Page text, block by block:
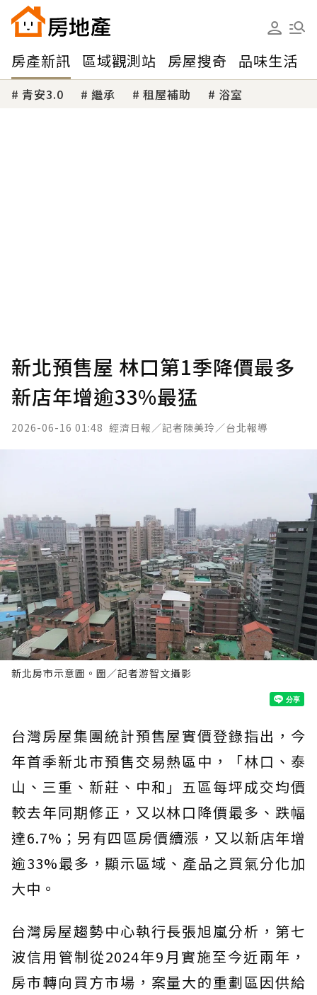
房產新訊 區域觀測站 房屋搜奇 品味生活
青安3.0 繼承 租屋補助 浴室
新北預售屋 林口第1季降價最多
新店年增逾33%最猛
2026-06-16 01:48 經濟日報／記者陳美玲／台北報導
新北房市示意圖。圖／記者游智文攝影
台灣房屋集團統計預售屋實價登錄指出，今
年首季新北市預售交易熱區中，「林口、泰
山、三重、新莊、中和」五區每坪成交均價
較去年同期修正，又以林口降價最多、跌幅
達6.7%；另有四區房價續漲，又以新店年增
逾33%最多，顯示區域、產品之買氣分化加
大中。
台灣房屋趨勢中心執行長張旭嵐分析，第七
波信用管制從2024年9月實施至今近兩年，
房市轉向買方市場，案量大的重劃區因供給